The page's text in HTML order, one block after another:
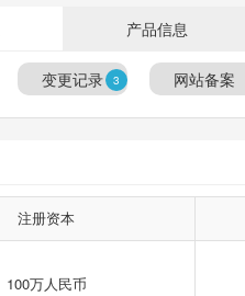
产品信息
变更记录 3 网站备案
注册资本
100万人民币